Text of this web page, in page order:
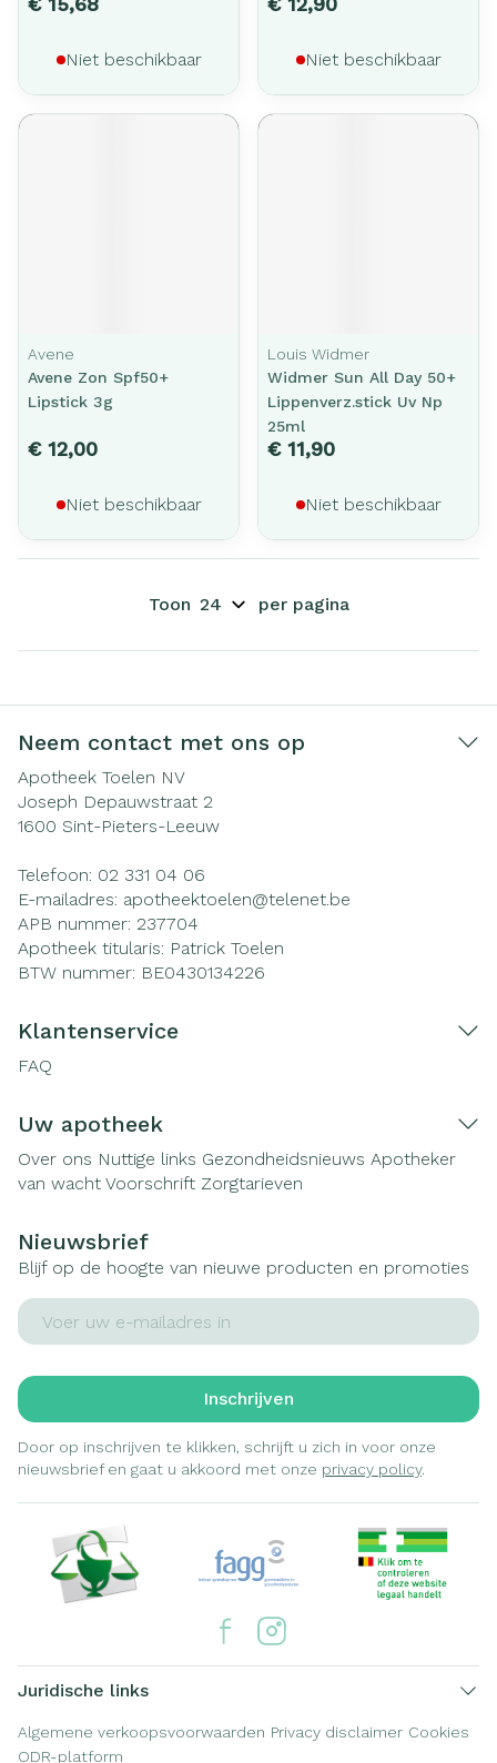
Niet beschikbaar Niet beschikbaar
Avene
Avene Zon Spf50+
Lipstick 3g
€ 12,00
Niet beschikbaar
Louis Widmer
Widmer Sun All Day 50+
Lippenverz.stick Uv Np
25ml
€ 11,90
Niet beschikbaar
Toon per pagina
Neem contact met ons op
Apotheek Toelen NV
Joseph Depauwstraat 2
1600 Sint-Pieters-Leeuw
Telefoon: 02 331 04 06
E-mailadres: apotheektoelen@telenet.be
APB nummer: 237704
Apotheek titularis: Patrick Toelen
BTW nummer: BE0430134226
Klantenservice
FAQ
Uw apotheek
Over ons Nuttige links Gezondheidsnieuws Apotheker
van wacht Voorschrift Zorgtarieven
Nieuwsbrief
Blijf op de hoogte van nieuwe producten en promoties
E-mail adres
Inschrijven
Door op inschrijven te klikken, schrijft u zich in voor onze
nieuwsbrief en gaat u akkoord met onze privacy policy.
Juridische links
Algemene verkoopsvoorwaarden Privacy disclaimer Cookies
ODR-platform